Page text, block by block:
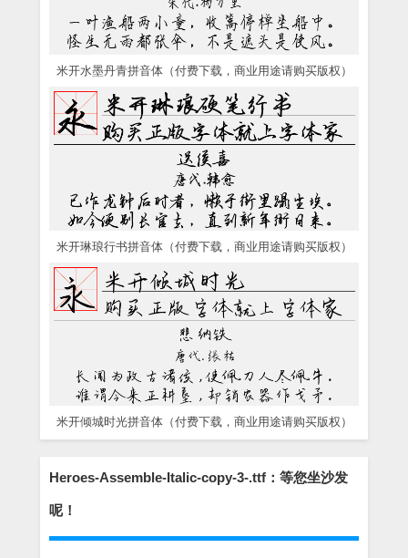
米开水墨丹青拼音体（付费下载，商业用途请购买版权）
米开琳琅行书拼音体（付费下载，商业用途请购买版权）
米开倾城时光拼音体（付费下载，商业用途请购买版权）
Heroes-Assemble-Italic-copy-3-.ttf：等您坐沙发
呢！